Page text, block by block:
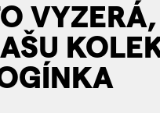
VYZERÁ,